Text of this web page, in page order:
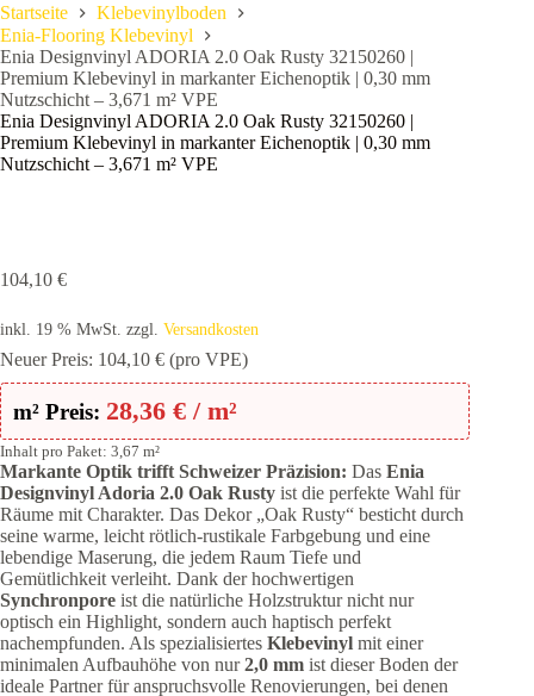
Startseite
Klebevinylboden
Enia-Flooring Klebevinyl
Enia Designvinyl ADORIA 2.0 Oak Rusty 32150260 |
Premium Klebevinyl in markanter Eichenoptik | 0,30 mm
Nutzschicht – 3,671 m² VPE
Enia Designvinyl ADORIA 2.0 Oak Rusty 32150260 |
Premium Klebevinyl in markanter Eichenoptik | 0,30 mm
Nutzschicht – 3,671 m² VPE
104,10 €
inkl. 19 % MwSt. zzgl. Versandkosten
Neuer Preis: 104,10 € (pro VPE)
m² Preis: 28,36 € / m²
Inhalt pro Paket: 3,67 m²
Markante Optik trifft Schweizer Präzision: Das Enia
Designvinyl Adoria 2.0 Oak Rusty ist die perfekte Wahl für
Räume mit Charakter. Das Dekor „Oak Rusty“ besticht durch
seine warme, leicht rötlich-rustikale Farbgebung und eine
lebendige Maserung, die jedem Raum Tiefe und
Gemütlichkeit verleiht. Dank der hochwertigen
Synchronpore ist die natürliche Holzstruktur nicht nur
optisch ein Highlight, sondern auch haptisch perfekt
nachempfunden. Als spezialisiertes Klebevinyl mit einer
minimalen Aufbauhöhe von nur2,0 mm ist dieser Boden der
ideale Partner für anspruchsvolle Renovierungen, bei denen